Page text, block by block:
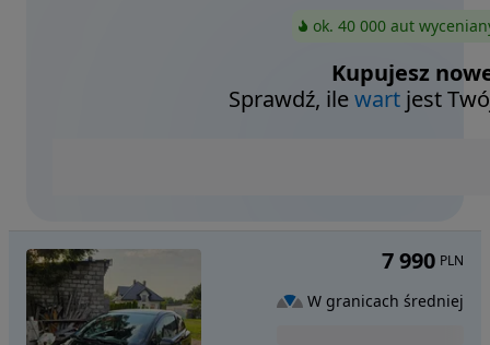
ok. 40 000 aut
Kupujesz
Sprawdź, ilewart jest
7 990 PLN
W granicach średniej